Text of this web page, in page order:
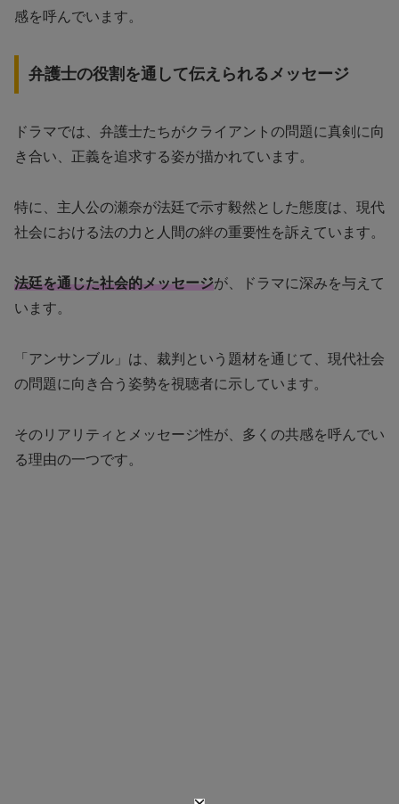
感を呼んでいます。
弁護士の役割を通して伝えられるメッセージ
ドラマでは、弁護士たちがクライアントの問題に真剣に向
き合い、正義を追求する姿が描かれています。
特に、主人公の瀬奈が法廷で示す毅然とした態度は、現代
社会における法の力と人間の絆の重要性を訴えています。
法廷を通じた社会的メッセージが、ドラマに深みを与えて
います。
「アンサンブル」は、裁判という題材を通じて、現代社会
の問題に向き合う姿勢を視聴者に示しています。
そのリアリティとメッセージ性が、多くの共感を呼んでい
る理由の一つです。